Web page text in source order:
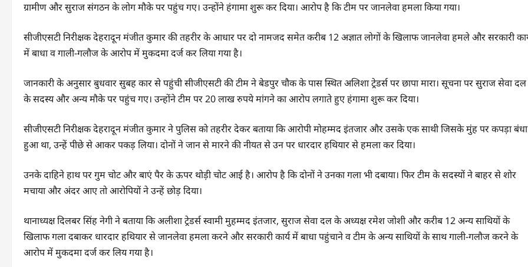
ग्रामीण और सुराज संगठन के लोग मौके पर पहुंच गए। उन्होंने हंगामा शुरू कर दिया। आरोप है कि टीम पर जानलेवा हमला किया गया।
सीजीएसटी निरीक्षक देहरादून मंजीत कुमार की तहरीर के आधार पर दो नामजद समेत करीब 12 अज्ञात लोगों के खिलाफ जानलेवा हमले और सरकारी
में बाधा व गाली-गलौज के आरोप में मुकदमा दर्ज कर लिया गया है।
जानकारी के अनुसार बुधवार सुबह कार से पहुंची सीजीएसटी की टीम ने बेडपुर चौक के पास स्थित अलिशा ट्रेडर्स पर छापा मारा। सूचना पर सुराज सेवा दल
के सदस्य और अन्य मौके पर पहुंच गए। उन्होंने टीम पर 20 लाख रुपये मांगने का आरोप लगाते हुए हंगामा शुरू कर दिया।
सीजीएसटी निरीक्षक देहरादून मंजीत कुमार ने पुलिस को तहरीर देकर बताया कि आरोपी मोहम्मद इंतजार और उसके एक साथी जिसके मुंह पर कपड़ा बंधा
हुआ था, उन्हें पीछे से आकर पकड़ लिया। दोनों ने जान से मारने की नीयत से उन पर धारदार हथियार से हमला कर दिया।
उनके दाहिने हाथ पर गुम चोट और बाएं पैर के ऊपर थोड़ी चोट आई है। आरोप है कि दोनों ने उनका गला भी दबाया। फिर टीम के सदस्यों ने बाहर से शोर
मचाया और अंदर आए तो आरोपियों ने उन्हें छोड़ दिया।
थानाध्यक्ष दिलबर सिंह नेगी ने बताया कि अलीशा ट्रेडर्स स्वामी मुहम्मद इंतजार, सुराज सेवा दल के अध्यक्ष रमेश जोशी और करीब 12 अन्य साथियों के
खिलाफ गला दबाकर धारदार हथियार से जानलेवा हमला करने और सरकारी कार्य में बाधा पहुंचाने व टीम के अन्य साथियों के साथ गाली-गलौज करने के
आरोप में मुकदमा दर्ज कर लिय गया है।